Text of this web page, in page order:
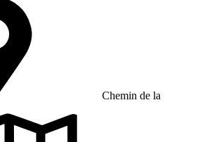
Chemin de la